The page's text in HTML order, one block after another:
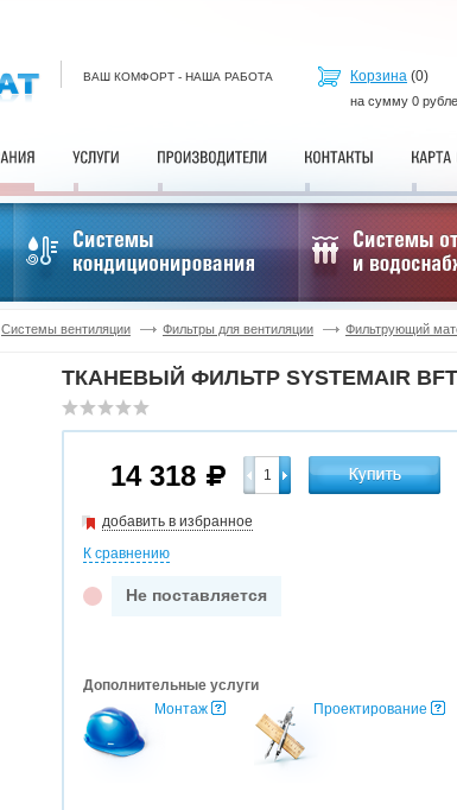
ВАШ КОМФОРТ - НАША РАБОТА Корзина (0)
на сумму 0
Системы вентиляции Фильтры для вентиляции Фильтрующий
ТКАНЕВЫЙ ФИЛЬТР SYSTEMAIR
14 318
добавить в избранное
К сравнению
Не поставляется
Дополнительные услуги
Монтаж
Проектирование